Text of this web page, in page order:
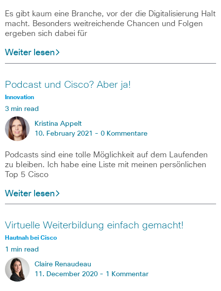
Es gibt kaum eine Branche, vor der die Digitalisierung Halt
macht. Besonders weitreichende Chancen und Folgen
ergeben sich dabei für
Weiter lesen
Podcast und Cisco? Aber ja!
Innovation
3 min read
Kristina Appelt
10. February 2021 - 0 Kommentare
Podcasts sind eine tolle Möglichkeit auf dem Laufenden
zu bleiben. Ich habe eine Liste mit meinen persönlichen
Top 5 Cisco
Weiter lesen
Virtuelle Weiterbildung einfach gemacht!
Hautnah bei Cisco
1 min read
Claire Renaudeau
11. December 2020 - 1 Kommentar